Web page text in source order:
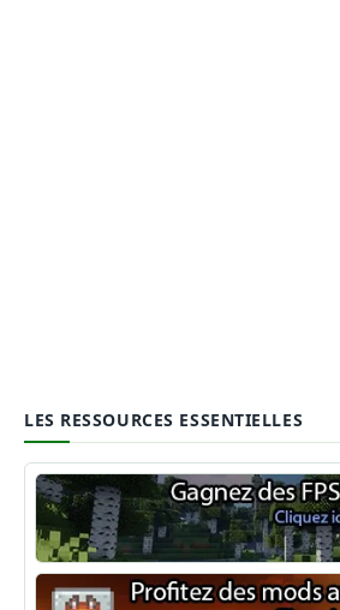
LES RESSOURCES ESSENTIELLES
Optifine